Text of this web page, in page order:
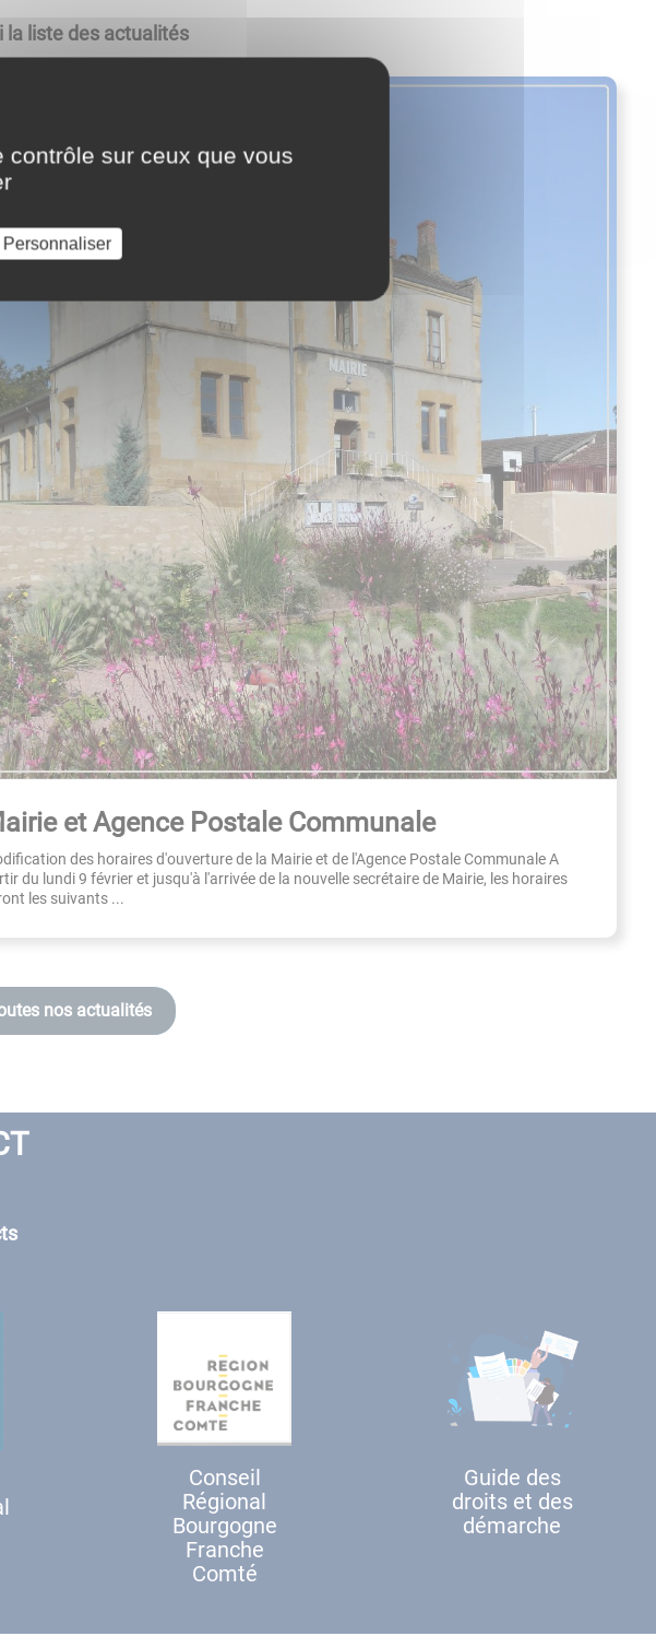
la liste des actualités
et Agence Postale Communale
des horaires d'ouverture de la Mairie et de l'Agence Postale Communale A
du lundi 9 février et jusqu'à l'arrivée de la nouvelle secrétaire de Mairie, les horaires
les suivants ...
nos actualités
Conseil
Régional
Bourgogne
Franche
Comté
Guide des
droits et des
démarche
sur ceux que vous
Personnaliser